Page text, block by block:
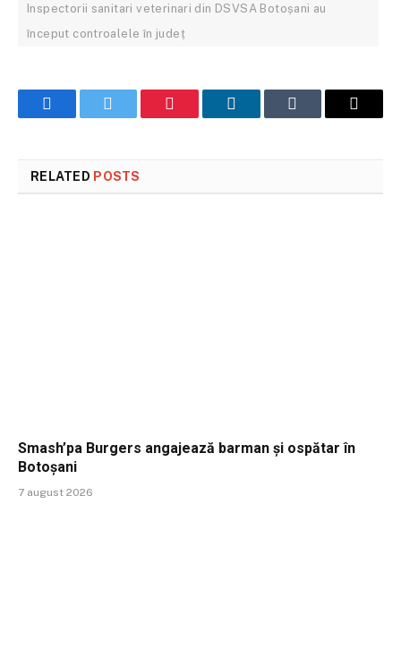
Inspectorii sanitari veterinari din DSVSA Botoșani au
început controalele în județ
FacebookTwitter Pinterest LinkedInTumblr Email
RELATED POSTS
Smash’pa Burgers angajează barman și ospătar în
Botoșani
7 august 2026